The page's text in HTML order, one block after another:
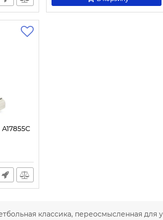
классика, переосмысленная для